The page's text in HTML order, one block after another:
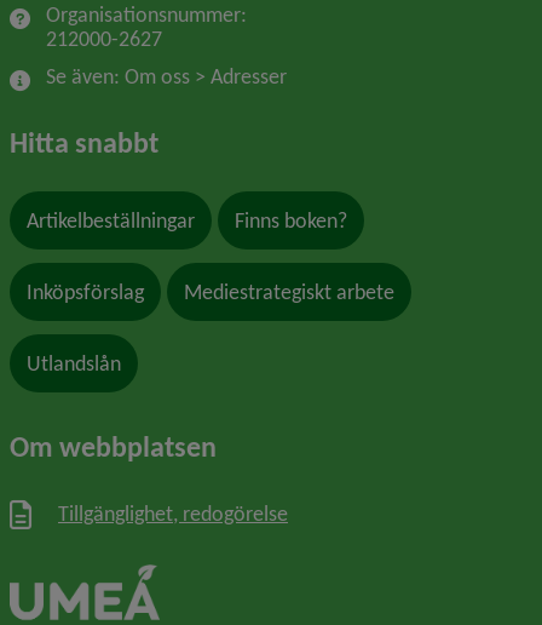
Organisationsnummer:
212000-2627
Se även: Om oss > Adresser
Hitta snabbt
Artikelbeställningar Finns boken?
Inköpsförslag Mediestrategiskt arbete
Utlandslån
Om webbplatsen
Tillgänglighet, redogörelse